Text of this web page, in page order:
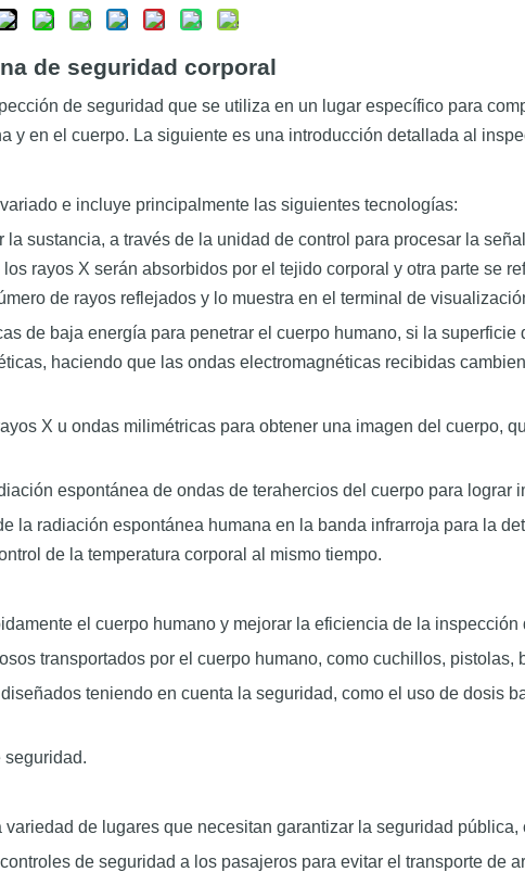
de seguridad corporal
de seguridad que se utiliza en un lugar específico para
en el cuerpo. La siguiente es una introducción detallada al
e incluye principalmente las siguientes tecnologías:
sustancia, a través de la unidad de control para procesar la
rayos X serán absorbidos por el tejido corporal y otra parte se
de rayos reflejados y lo muestra en el terminal de
de baja energía para penetrar el cuerpo humano, si la superficie
haciendo que las ondas electromagnéticas recibidas
X u ondas milimétricas para obtener una imagen del cuerpo,
espontánea de ondas de terahercios del cuerpo para lograr
la radiación espontánea humana en la banda infrarroja para la
de la temperatura corporal al mismo tiempo.
el cuerpo humano y mejorar la eficiencia de la inspección
transportados por el cuerpo humano, como cuchillos, pistolas,
teniendo en cuenta la seguridad, como el uso de dosis
seguridad.
de lugares que necesitan garantizar la seguridad pública,
de seguridad a los pasajeros para evitar el transporte de